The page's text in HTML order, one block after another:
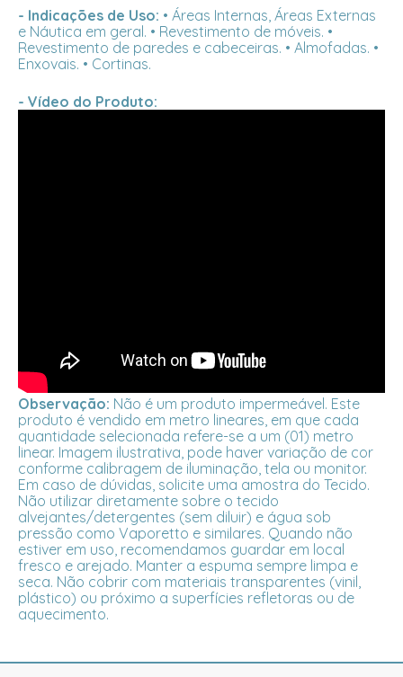
- Indicações de Uso: • Áreas Internas, Áreas Externas
e Náutica em geral. • Revestimento de móveis. •
Revestimento de paredes e cabeceiras. • Almofadas. •
Enxovais. • Cortinas.
- Vídeo do Produto:
Observação: Não é um produto impermeável. Este
produto é vendido em metro lineares, em que cada
quantidade selecionada refere-se a um (01) metro
linear. Imagem ilustrativa, pode haver variação de cor
conforme calibragem de iluminação, tela ou monitor.
Em caso de dúvidas, solicite uma amostra do Tecido.
Não utilizar diretamente sobre o tecido
alvejantes/detergentes (sem diluir) e água sob
pressão como Vaporetto e similares. Quando não
estiver em uso, recomendamos guardar em local
fresco e arejado. Manter a espuma sempre limpa e
seca. Não cobrir com materiais transparentes (vinil,
plástico) ou próximo a superfícies refletoras ou de
aquecimento.